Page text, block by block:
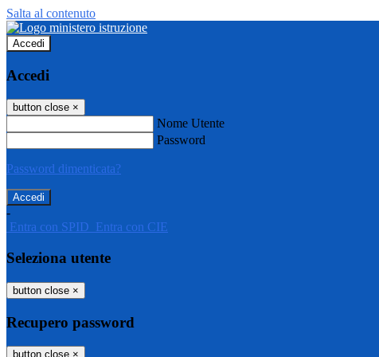
Salta al contenuto
Accedi
Accedi
button close ×
Nome Utente
Password
Password dimenticata?
-
Entra con SPID Entra con CIE
Seleziona utente
button close ×
Recupero password
button close ×